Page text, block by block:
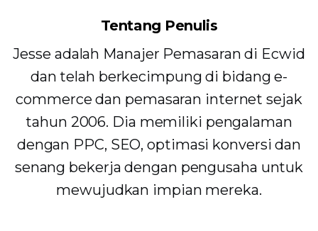
Tentang Penulis
Jesse adalah Manajer Pemasaran di Ecwid
dan telah berkecimpung di bidang e-
commerce dan pemasaran internet sejak
tahun 2006. Dia memiliki pengalaman
dengan PPC, SEO, optimasi konversi dan
senang bekerja dengan pengusaha untuk
mewujudkan impian mereka.